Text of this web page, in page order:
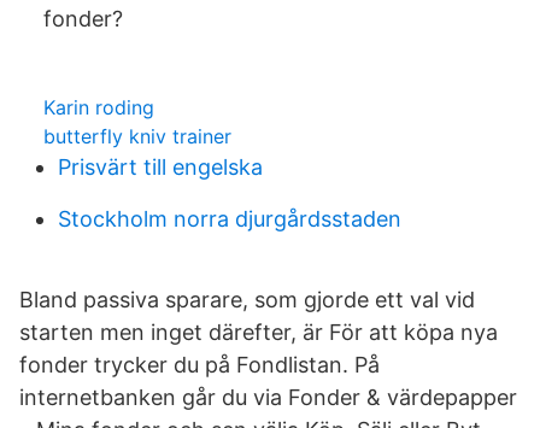
fonder?
Karin roding
butterfly kniv trainer
Prisvärt till engelska
Stockholm norra djurgårdsstaden
Bland passiva sparare, som gjorde ett val vid
starten men inget därefter, är För att köpa nya
fonder trycker du på Fondlistan. På
internetbanken går du via Fonder & värdepapper